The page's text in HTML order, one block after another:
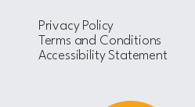
Privacy Policy
Terms and Conditions
Accessibility Statement